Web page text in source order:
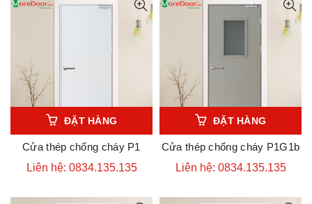
ĐẶT HÀNG
Cửa thép chống cháy P1
Liên hệ: 0834.135.135
ĐẶT HÀNG
Cửa thép chống cháy P1G1b
Liên hệ: 0834.135.135